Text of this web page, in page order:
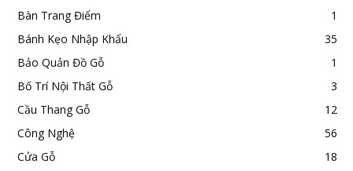
Bàn Trang Điểm
1
Bánh Kẹo Nhập Khẩu
35
Bảo Quản Đồ Gỗ
1
Bố Trí Nội Thất Gỗ
3
Cầu Thang Gỗ
12
Công Nghệ
56
Cửa Gỗ
18